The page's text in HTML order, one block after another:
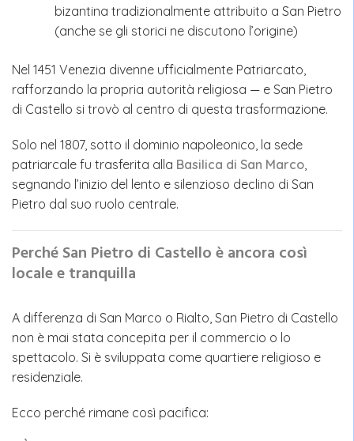
bizantina tradizionalmente attribuito a San Pietro
(anche se gli storici ne discutono l’origine)
Nel 1451 Venezia divenne ufficialmente Patriarcato,
rafforzando la propria autorità religiosa — e San Pietro
di Castello si trovò al centro di questa trasformazione.
Solo nel 1807, sotto il dominio napoleonico, la sede
patriarcale fu trasferita alla Basilica di San Marco,
segnando l’inizio del lento e silenzioso declino di San
Pietro dal suo ruolo centrale.
Perché San Pietro di Castello è ancora così
locale e tranquilla
A differenza di San Marco o Rialto, San Pietro di Castello
non è mai stata concepita per il commercio o lo
spettacolo. Si è sviluppata come quartiere religioso e
residenziale.
Ecco perché rimane così pacifica: